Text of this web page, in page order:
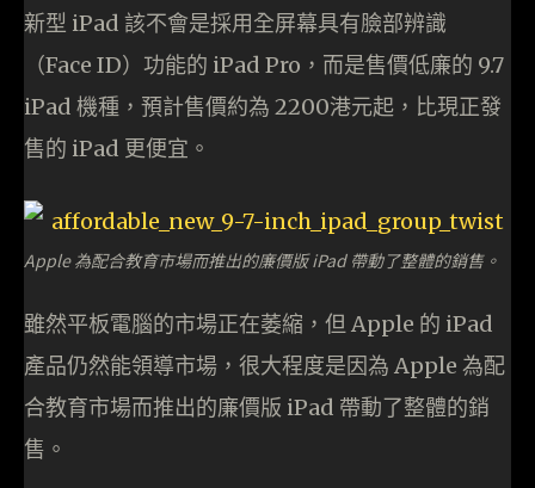
新型 iPad 該不會是採用全屏幕具有臉部辨識
（Face ID）功能的 iPad Pro，而是售價低廉的 9.7
iPad 機種，預計售價約為 2200港元起，比現正發
售的 iPad 更便宜。
Apple 為配合教育市場而推出的廉價版 iPad 帶動了整體的銷售。
雖然平板電腦的市場正在萎縮，但 Apple 的 iPad
產品仍然能領導市場，很大程度是因為 Apple 為配
合教育市場而推出的廉價版 iPad 帶動了整體的銷
售。